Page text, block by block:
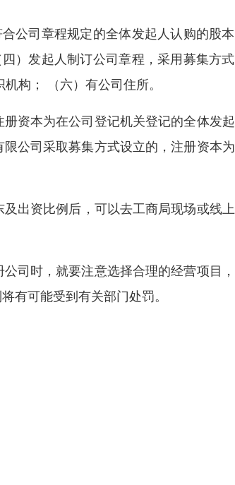
公司章程规定的全体发起人认购的股
）发起人制订公司章程，采用募集方
构； （六）有公司住所。
资本为在公司登记机关登记的全体发
公司采取募集方式设立的，注册资本
出资比例后，可以去工商局现场或线
司时，就要注意选择合理的经营项目
有可能受到有关部门处罚。